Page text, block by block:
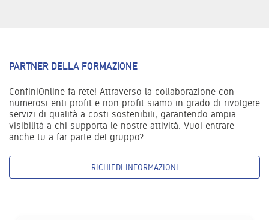
PARTNER DELLA FORMAZIONE
ConfiniOnline fa rete! Attraverso la collaborazione con
numerosi enti profit e non profit siamo in grado di rivolgere
servizi di qualità a costi sostenibili, garantendo ampia
visibilità a chi supporta le nostre attività. Vuoi entrare
anche tu a far parte del gruppo?
RICHIEDI INFORMAZIONI